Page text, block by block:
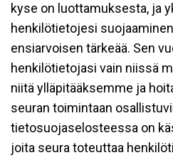
kyse on luottamuksesta, ja
henkilötietojesi
ensiarvoisen tärkeää. Sen
henkilötietojasi vain niissä
niitä ylläpitääksemme ja
seuran toimintaan
tietosuojaselosteessa on
joita seura toteuttaa